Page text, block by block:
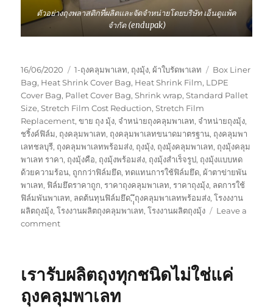
ตัวอย่างถุงพลาสติกที่ผลิตและจัดจำหน่ายโดยบริษัท เอ็นดูแพ้ค
จำกัด (endupak)
Posted
on
16/06/2020 Categories
1-ถุงคลุมพาเลท, ถุงมุ้ง, ผ้าใบรัดพาเลท Tags
Box Liner
Bag, Heat Shrink Cover Bag, Heat Shrink Film, LDPE
Cover Bag, Pallet Cover Bag,Shrink wrap,Standard Pallet
Size,Stretch Film Cost Reduction,Stretch Film
Replacement,ขาย ถุง มุ้ง, จำหน่ายถุงคลุมพาเลท, จำหน่ายถุงมุ้ง,
ชริ้งค์ฟิล์ม, ถุงคลุมพาเลท, ถุงคลุมพาเลทขนาดมาตรฐาน, ถุงคลุมพา
เลทชลบุรี, ถุงคลุมพาเลทพร้อมส่ง, ถุงมุ้ง, ถุงมุ้งคลุมพาเลท, ถุงมุ้งคลุม
พาเลท ราคา, ถุงมุ้งคือ, ถุงมุ้งพร้อมส่ง, ถุงมุ้งสำเร็จรูป, ถุงมุ้งแบบหด
ด้วยความร้อน, ถูกกว่าฟิล์มยึด,ทดแทนการใช้ฟิล์มยึด, ผ้าตาข่ายพัน
พาเลท, ฟิล์มยึดราคาถูก,ราคาถุงคลุมพาเลท,ราคาถุงมุ้ง, ลดการใช้
ฟิล์มพันพาเลท, ลดต้นทุนฟิล์มยึด,ุุึถุงคลุมพาเลทพร้อมส่ง,โรงงงาน
ผลิตถุงมุ้ง,โรงงานผลิตถุงคลุมพาเลท,โรงงานผลิตถุงมุ้ง
Leave a
commenton
และ
จำหน่าย
เรารับผลิตถุงทุกชนิดไม่ใช่แค่
ถุงคลุมพาเลท